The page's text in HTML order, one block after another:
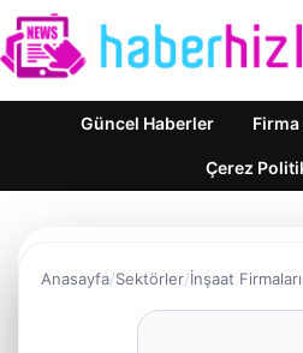
Güncel Haberler Firma
Çerez
Anasayfa Sektörler İnşaat Firmaları